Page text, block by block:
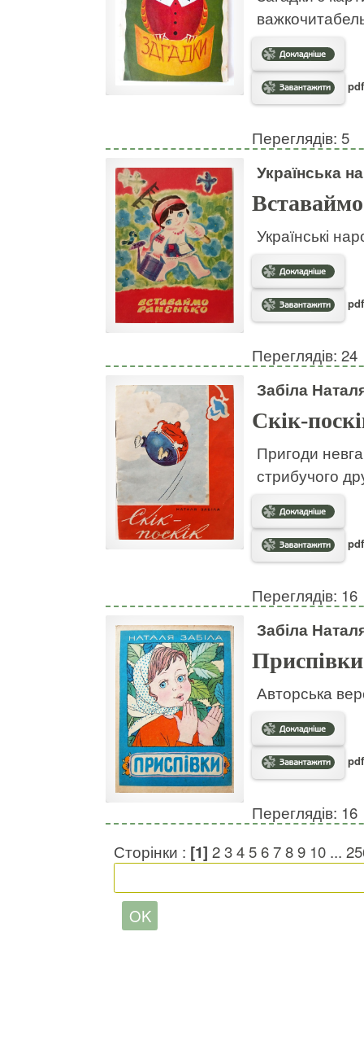
Переглядів: 5
Українська
Українські
Переглядів: 24
Забіла
Скік-
Пригоди
стрибучого
Переглядів: 16
Забіла
Приспівки
Авторська
Переглядів: 16
Сторінки : [1] 23456789 10 ...